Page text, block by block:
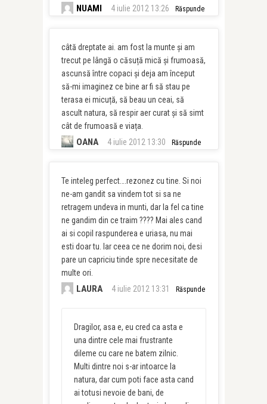
NUAMI 4 iulie 2012 13:26 Răspunde
câtă dreptate ai. am fost la munte și am
trecut pe lângă o căsuță mică și frumoasă,
ascunsă între copaci și deja am început
să-mi imaginez ce bine ar fi să stau pe
terasa ei micuță, să beau un ceai, să
ascult natura, să respir aer curat și să simt
cât de frumoasă e viața.
OANA 4 iulie 2012 13:30 Răspunde
Te inteleg perfect….rezonez cu tine. Si noi
ne-am gandit sa vindem tot si sa ne
retragem undeva in munti, dar la fel ca tine
ne gandim din ce traim ???? Mai ales cand
ai si copil raspunderea e uriasa, nu mai
esti doar tu. Iar ceea ce ne dorim noi, desi
pare un capriciu tinde spre necesitate de
multe ori.
LAURA 4 iulie 2012 13:31 Răspunde
Dragilor, asa e, eu cred ca asta e
una dintre cele mai frustrante
dileme cu care ne batem zilnic.
Multi dintre noi s-ar intoarce la
natura, dar cum poti face asta cand
ai totusi nevoie de bani, de